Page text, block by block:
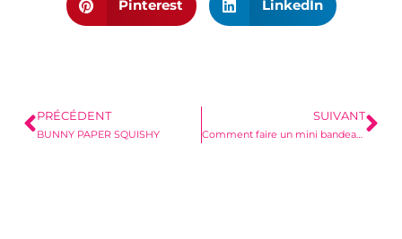
Pinterest LinkedIn
PRÉCÉDENT
BUNNY PAPER SQUISHY
SUIVANT
Comment faire un mini bandeau ?